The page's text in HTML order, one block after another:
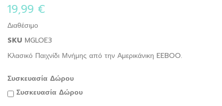
19,99 €
Διαθέσιμο
SKU MGLOE3
Κλασικό Παιχνίδι Μνήμης από την Αμερικάνικη EEBOO.
Συσκευασία Δώρου
Συσκευασία Δώρου
beginning
of
the
images
gallery